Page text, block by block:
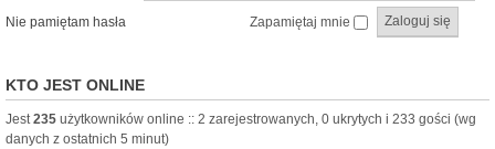
Nie pamiętam hasła Zapamiętaj mnie
KTO JEST ONLINE
Jest235 użytkowników online :: 2 zarejestrowanych, 0 ukrytych i 233 gości (wg
danych z ostatnich 5 minut)